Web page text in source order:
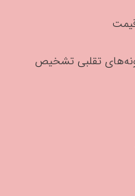
تقلبی تشخیص